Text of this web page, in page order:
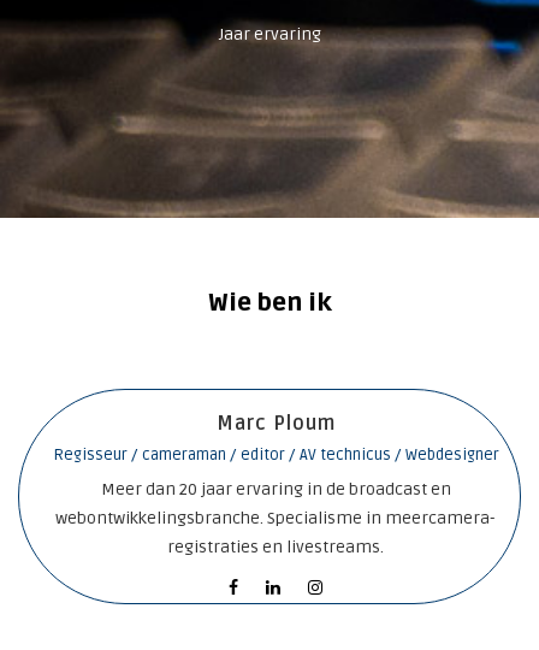
Jaar ervaring
Wie ben ik
Marc Ploum
Regisseur / cameraman / editor / AV technicus / Webdesigner
Meer dan 20 jaar ervaring in de broadcast en
webontwikkelingsbranche. Specialisme in meercamera-
registraties en livestreams.